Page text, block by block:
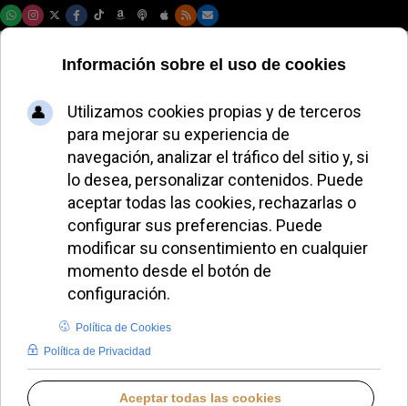
El Papa León XIV
lamenta el incendio
en Kut y pide
solidaridad
internacional